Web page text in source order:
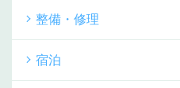
整備・修理
宿泊